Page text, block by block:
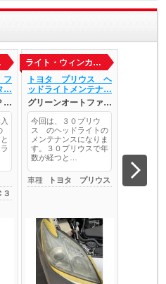
フ
…
…
ライト・ウィンカ…
トヨタ プリウス ヘ
ッドライトメンテナ…
グリーンオートファ…
今回は、３０プリウ
ス のヘッドライトの
メンテナンスになりま
す。３０プリウスで年
数が経つと…
車種 トヨタ プリウス
ラーの電…
費用総額